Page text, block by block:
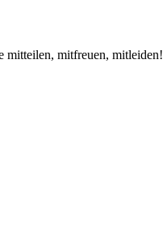
mitteilen, mitfreuen, mitleiden!